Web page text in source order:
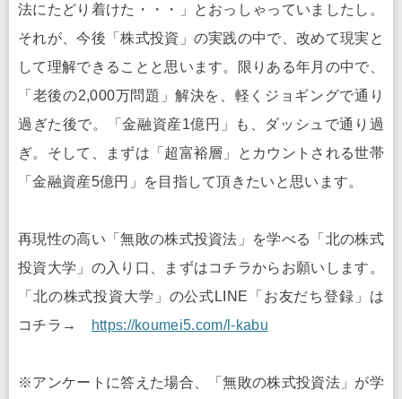
法にたどり着けた・・・」とおっしゃっていましたし。
それが、今後「株式投資」の実践の中で、改めて現実と
して理解できることと思います。限りある年月の中で、
「老後の2,000万問題」解決を、軽くジョギングで通り
過ぎた後で。「金融資産1億円」も、ダッシュで通り過
ぎ。そして、まずは「超富裕層」とカウントされる世帯
「金融資産5億円」を目指して頂きたいと思います。
再現性の高い「無敗の株式投資法」を学べる「北の株式
投資大学」の入り口、まずはコチラからお願いします。
「北の株式投資大学」の公式LINE「お友だち登録」は
コチラ→
https://koumei5.com/l-kabu
※アンケートに答えた場合、「無敗の株式投資法」が学